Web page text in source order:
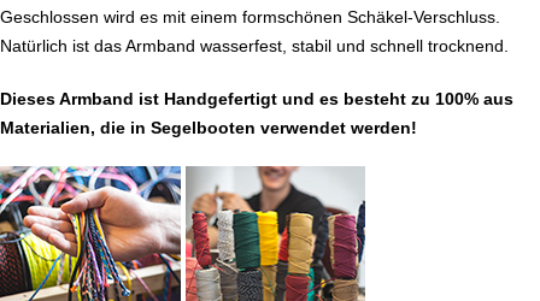
Geschlossen wird es mit einem formschönen Schäkel-Verschluss.
Natürlich ist das Armband wasserfest, stabil und schnell trocknend.
Dieses Armband ist Handgefertigt und es besteht zu 100% aus
Materialien, die in Segelbooten verwendet werden!